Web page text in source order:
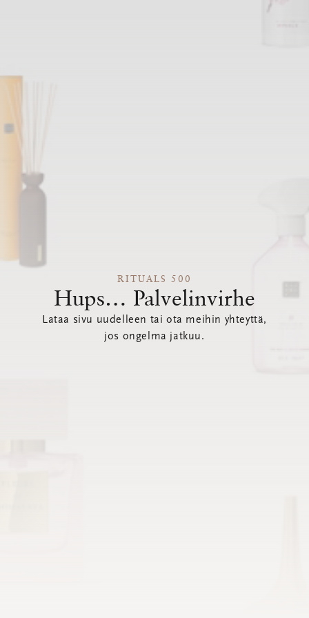
RITUALS 500
Hups… Palvelinvirhe
Lataa sivu uudelleen tai ota meihin yhteyttä,
jos ongelma jatkuu.